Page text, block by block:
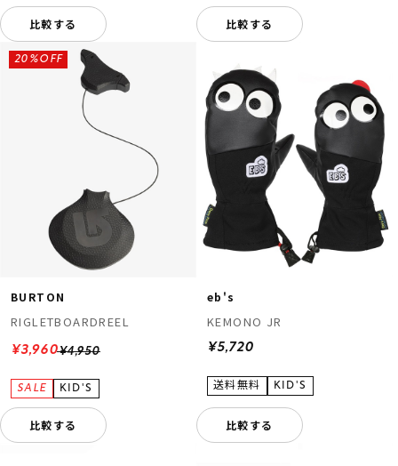
比較する 比較する
BURTON
RIGLETBOARDREEL
¥4,950
20%OFF
¥3,960
比較する
eb's
KEMONO JR
¥5,720
比較する